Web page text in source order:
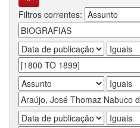
Filtros correntes: